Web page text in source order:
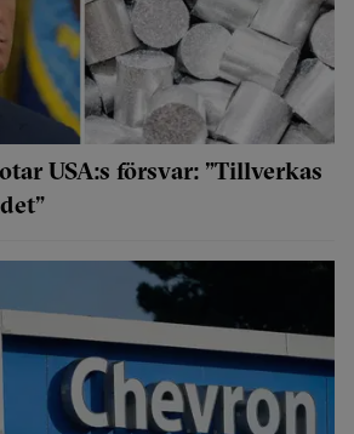
USA:s försvar: ”Tillverkas